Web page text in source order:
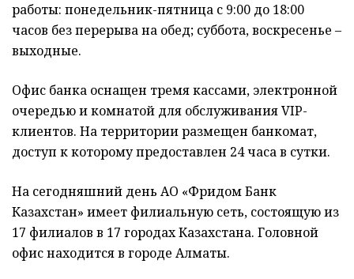
работы: понедельник-пятница с 9:00 до 18:00
часов без перерыва на обед; суббота, воскресенье –
выходные.
Офис банка оснащен тремя кассами, электронной
очередью и комнатой для обслуживания VIP-
клиентов. На территории размещен банкомат,
доступ к которому предоставлен 24 часа в сутки.
На сегодняшний день АО «Фридом Банк
Казахстан» имеет филиальную сеть, состоящую из
17 филиалов в 17 городах Казахстана. Головной
офис находится в городе Алматы.